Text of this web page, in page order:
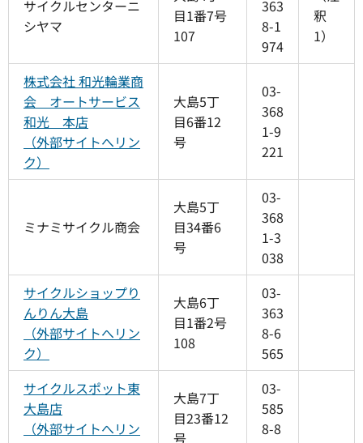
サイクルセンターニ
シヤマ
目1番7号
107
363
8-1
974
釈
1）
株式会社 和光輪業商
会 オートサービス
和光 本店
（外部サイトへリン
ク）
大島5丁
目6番12
号
03-
368
1-9
221
ミナミサイクル商会
大島5丁
目34番6
号
03-
368
1-3
038
サイクルショップり
んりん大島
（外部サイトへリン
ク）
大島6丁
目1番2号
108
03-
363
8-6
565
サイクルスポット東
大島店
（外部サイトへリン
大島7丁
目23番12
号
03-
585
8-8